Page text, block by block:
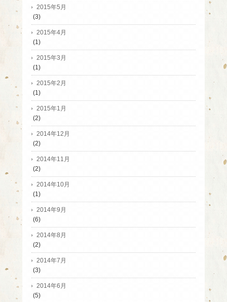
2015年5月
(3)
2015年4月
(1)
2015年3月
(1)
2015年2月
(1)
2015年1月
(2)
2014年12月
(2)
2014年11月
(2)
2014年10月
(1)
2014年9月
(6)
2014年8月
(2)
2014年7月
(3)
2014年6月
(5)